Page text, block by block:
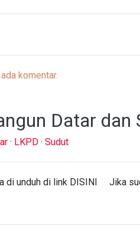
komentar.
Datar dan
· LKPD · Sudut
di unduh di link DISINI Jika